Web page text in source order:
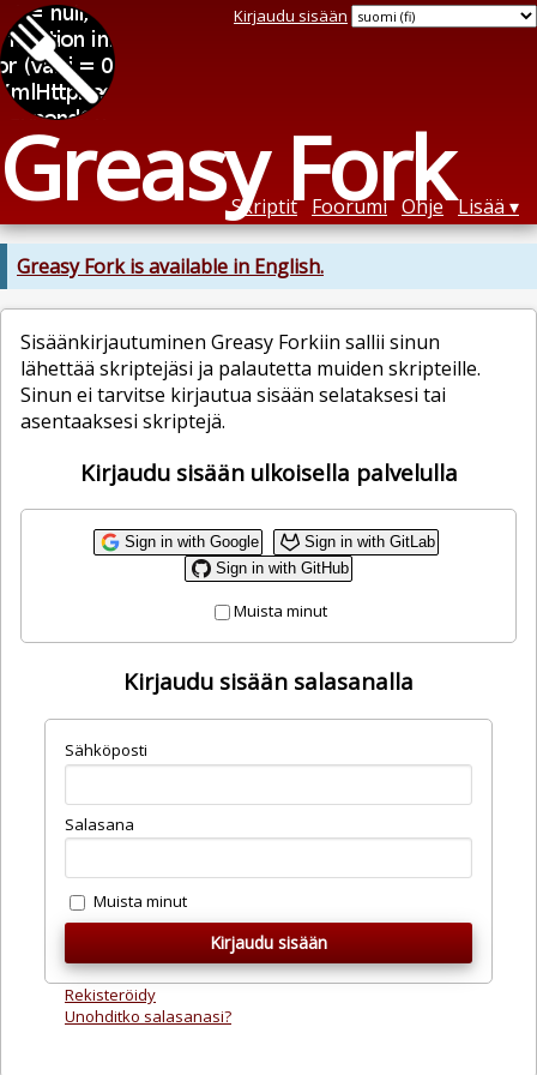
Greasy Fork
Kirjaudu sisään
Skriptit Foorumi Ohje Lisää
Greasy Fork is available in English.
Sisäänkirjautuminen Greasy Forkiin sallii sinun
lähettää skriptejäsi ja palautetta muiden skripteille.
Sinun ei tarvitse kirjautua sisään selataksesi tai
asentaaksesi skriptejä.
Kirjaudu sisään ulkoisella palvelulla
Sign in with Google
Sign in with GitLab
Sign in with GitHub
Muista minut
Kirjaudu sisään salasanalla
Sähköposti
Salasana
Muista minut
Rekisteröidy
Unohditko salasanasi?